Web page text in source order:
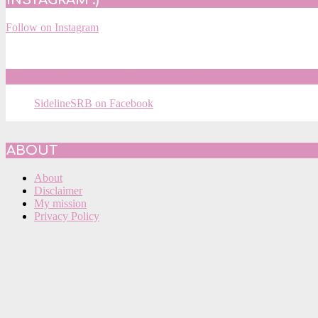
Follow on Instagram
SidelineSRB on Facebook
ABOUT
About
Disclaimer
My mission
Privacy Policy